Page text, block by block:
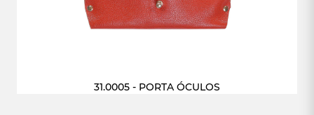
31.0005 - PORTA ÓCULOS